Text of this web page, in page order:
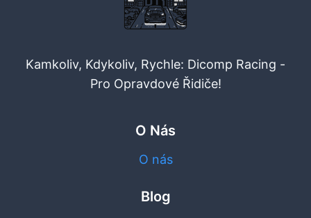
Kamkoliv, Kdykoliv, Rychle: Dicomp Racing -
Pro Opravdové Řidiče!
O Nás
O nás
Blog